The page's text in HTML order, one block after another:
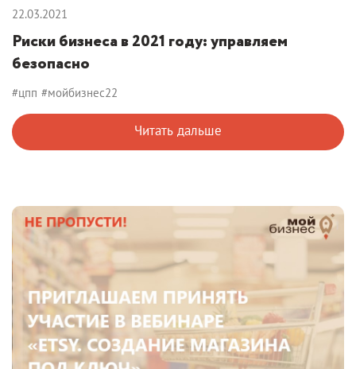
22.03.2021
Риски бизнеса в 2021 году: управляем
безопасно
#цпп #мойбизнес22
Читать дальше